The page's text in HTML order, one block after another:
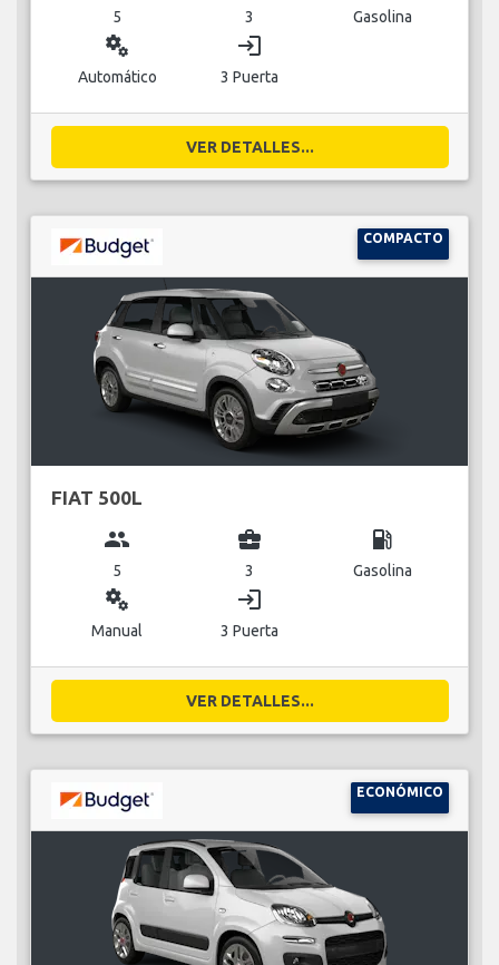
5 3 Gasolina
miscellaneous_services
Automático
login
3 Puerta
VER DETALLES...
COMPACTO
FIAT 500L
group
5
business_center
3
local_gas_station
Gasolina
miscellaneous_services
Manual
login
3 Puerta
VER DETALLES...
ECONÓMICO